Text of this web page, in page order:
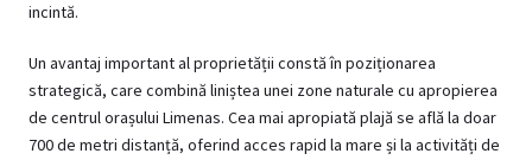
incintă.
Un avantaj important al proprietății constă în poziționarea
strategică, care combină liniștea unei zone naturale cu apropierea
de centrul orașului Limenas. Cea mai apropiată plajă se află la doar
700 de metri distanță, oferind acces rapid la mare și la activități de